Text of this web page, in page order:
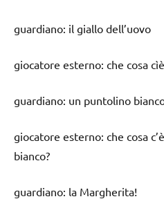
guardiano: il giallo dell’uovo
giocatore esterno: che cosa
guardiano: un puntolino
giocatore esterno: che cosa
bianco?
guardiano: la Margherita!